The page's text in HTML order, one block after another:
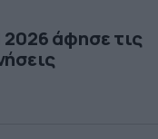
άφησε τις